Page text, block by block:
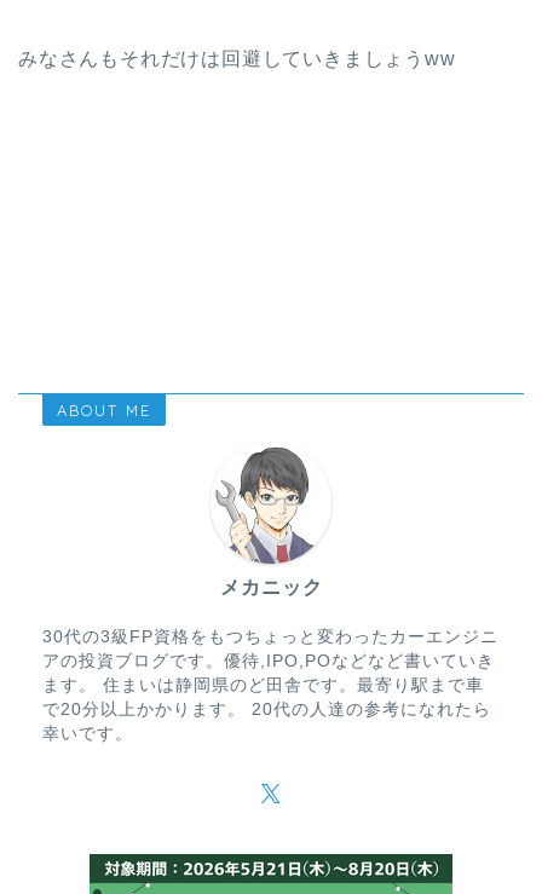
みなさんもそれだけは回避していきましょうww
ABOUT ME
メカニック
30代の3級FP資格をもつちょっと変わったカーエンジニ
アの投資ブログです。優待,IPO,POなどなど書いていき
ます。 住まいは静岡県のど田舎です。最寄り駅まで車
で20分以上かかります。 20代の人達の参考になれたら
幸いです。